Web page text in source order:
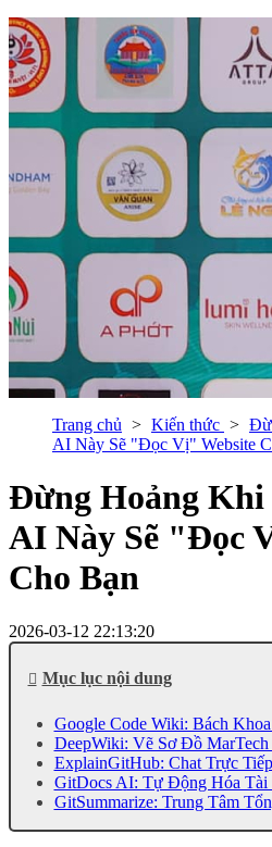
Trang chủ Kiến thức
AI Này Sẽ "Đọc Vị" Website
Đừng Hoảng Khi
AI Này Sẽ "Đọc
Cho Bạn
2026-03-12 22:13:20
Mục lục nội dung
Google Code Wiki: Bách
DeepWiki: Vẽ Sơ Đồ MarTech
ExplainGitHub: Chat Trực
GitDocs AI: Tự Động Hóa Tài
GitSummarize: Trung Tâm